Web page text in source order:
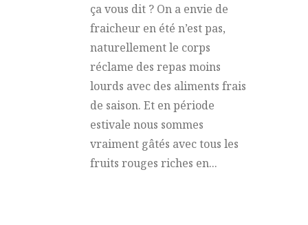
ça vous dit ? On a envie de
fraicheur en été n’est pas,
naturellement le corps
réclame des repas moins
lourds avec des aliments frais
de saison. Et en période
estivale nous sommes
vraiment gâtés avec tous les
fruits rouges riches en...